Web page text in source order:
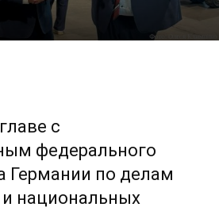
с
федерального
Германии по делам
национальных